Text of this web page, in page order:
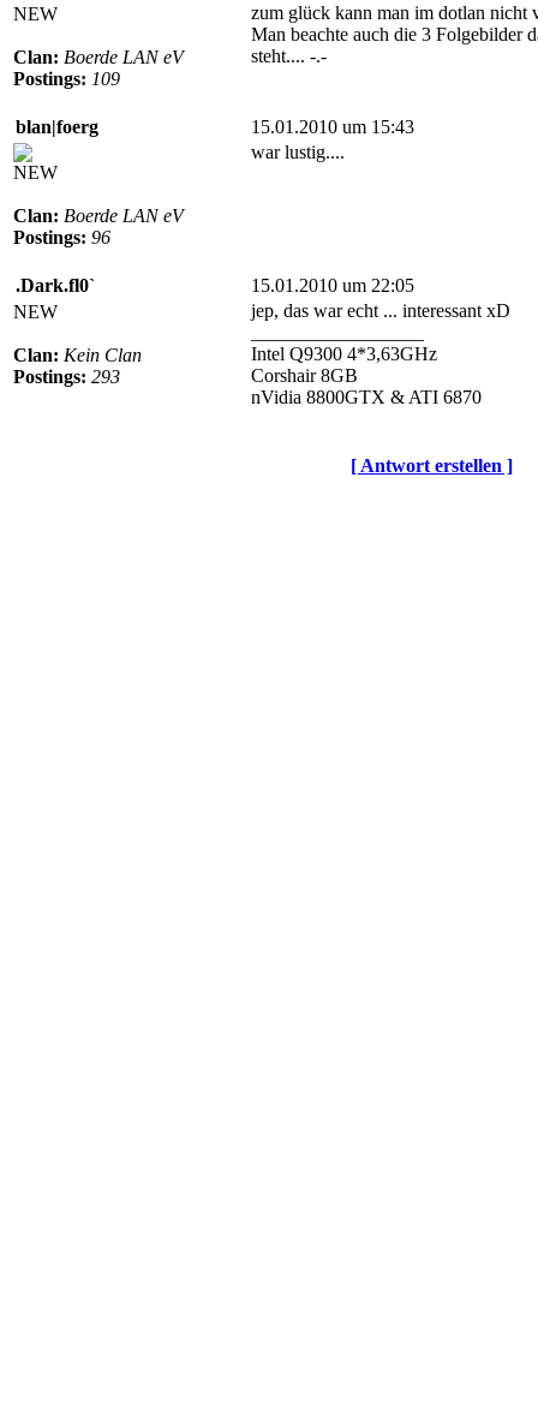
NEW
Clan: Boerde LAN eV
Postings: 109
zum glück kann man im dotlan nicht
Man beachte auch die 3 Folgebilder
steht.... -.-
blan|foerg 15.01.2010 um 15:43
NEW
Clan: Boerde LAN eV
Postings: 96
war lustig....
.Dark.fl0`
15.01.2010 um 22:05
NEW
Clan: Kein Clan
Postings: 293
jep, das war echt ... interessant xD
Intel Q9300 4*3,63GHz
Corshair 8GB
nVidia 8800GTX & ATI 6870
[ Antwort erstellen ]